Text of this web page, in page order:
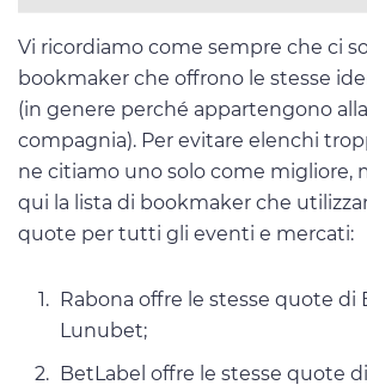
Vi ricordiamo come sempre che ci
bookmaker che offrono le stesse
(in genere perché appartengono
compagnia). Per evitare elenchi
ne citiamo uno solo come migliore,
qui la lista di bookmaker che
quote per tutti gli eventi e mercati:
Rabona offre le stesse quote di
Lunubet;
BetLabel offre le stesse quote